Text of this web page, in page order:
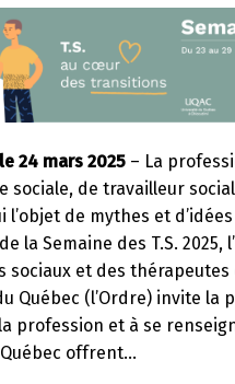
24 mars 2025 – La
sociale, de travailleur
l’objet de mythes et
la Semaine des T.S. 2025,
sociaux et des thérapeutes
Québec (l’Ordre) invite la
profession et à se
Québec offrent…